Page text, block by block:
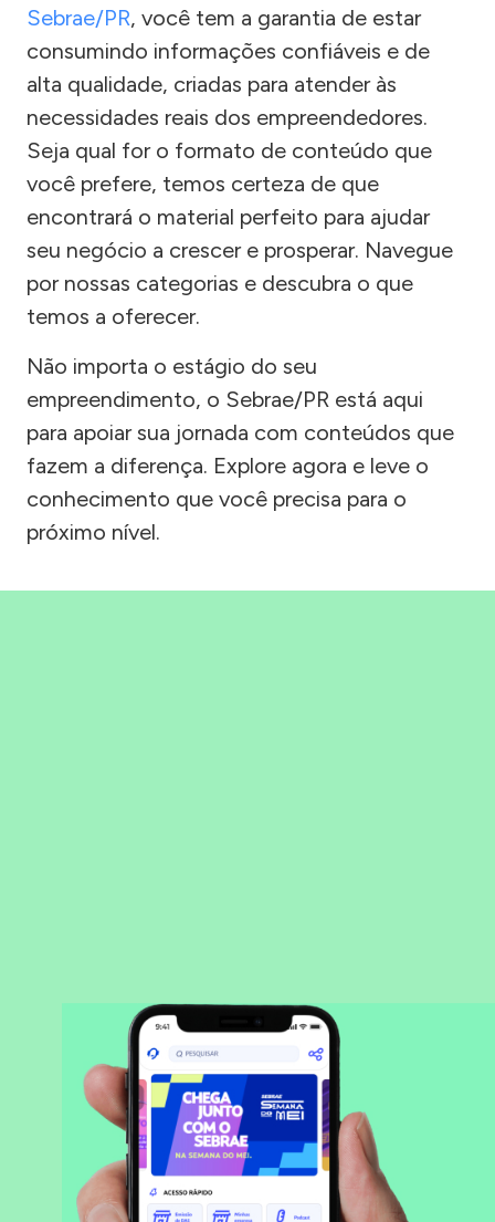
Sebrae/PR, você tem a garantia de estar
consumindo informações confiáveis e de
alta qualidade, criadas para atender às
necessidades reais dos empreendedores.
Seja qual for o formato de conteúdo que
você prefere, temos certeza de que
encontrará o material perfeito para ajudar
seu negócio a crescer e prosperar. Navegue
por nossas categorias e descubra o que
temos a oferecer.
Não importa o estágio do seu
empreendimento, o Sebrae/PR está aqui
para apoiar sua jornada com conteúdos que
fazem a diferença. Explore agora e leve o
conhecimento que você precisa para o
próximo nível.